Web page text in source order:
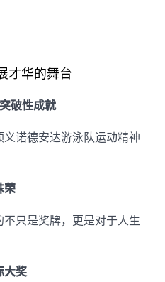
才华的舞台
破性成就
诺德安达游泳队运动精神
荣
只是奖牌，更是对于人生
大奖